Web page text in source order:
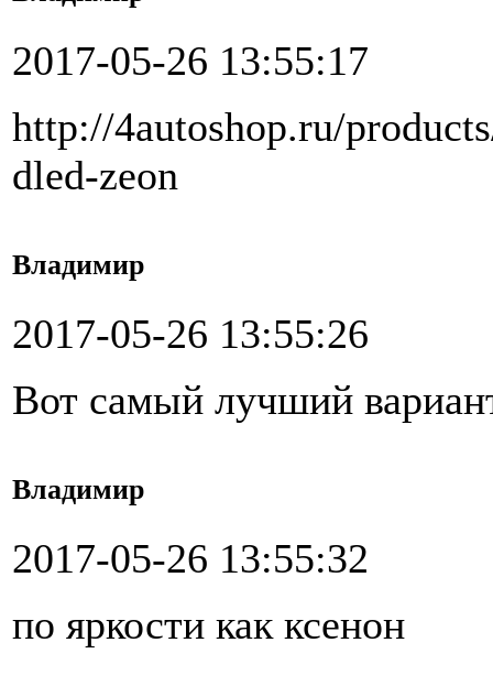
2017-05-26 13:55:17
http://4autoshop.ru/
dled-zeon
Владимир
2017-05-26 13:55:26
Вот самый лучший
Владимир
2017-05-26 13:55:32
по яркости как ксенон